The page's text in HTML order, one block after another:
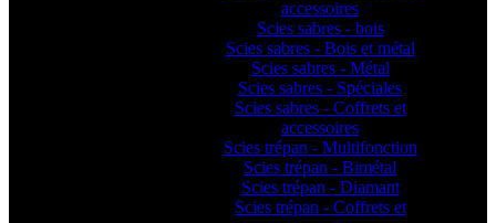
accessoires
Scies sabres - bois
Scies sabres - Bois et métal
Scies sabres - Métal
Scies sabres - Spéciales
Scies sabres - Coffrets et
accessoires
Scies trépan - Multifonction
Scies trépan - Bimétal
Scies trépan - Diamant
Scies trépan - Coffrets et